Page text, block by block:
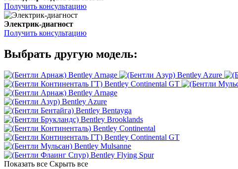
Получить консультацию
Электрик-диагност
Получить консультацию
Выбрать другую модель:
Bentley Arnage Bentley Azure
Bentley Continental GT
Bentley Arnage
Bentley Azure
Bentley Bentayga
Bentley Brooklands
Bentley Continental
Bentley Continental GT
Bentley Mulsanne
Bentley Flying Spur
Показать все Скрыть все